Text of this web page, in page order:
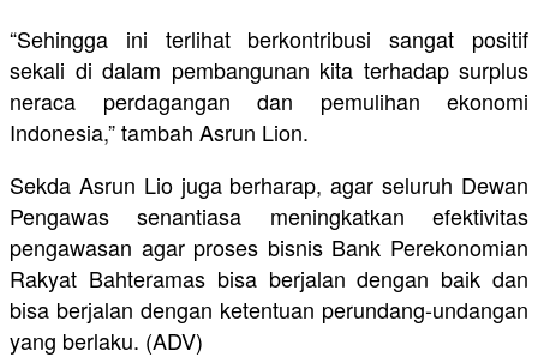
“Sehingga ini terlihat berkontribusi sangat positif
sekali di dalam pembangunan kita terhadap surplus
neraca perdagangan dan pemulihan ekonomi
Indonesia,” tambah Asrun Lion.
Sekda Asrun Lio juga berharap, agar seluruh Dewan
Pengawas senantiasa meningkatkan efektivitas
pengawasan agar proses bisnis Bank Perekonomian
Rakyat Bahteramas bisa berjalan dengan baik dan
bisa berjalan dengan ketentuan perundang-undangan
yang berlaku. (ADV)